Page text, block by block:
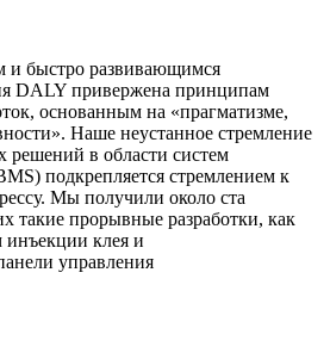
и быстро развивающимся
DALY привержена принципам
основанным на «прагматизме,
Наше неустанное стремление
решений в области систем
подкрепляется стремлением к
Мы получили около ста
такие прорывные разработки, как
инъекции клея и
управления